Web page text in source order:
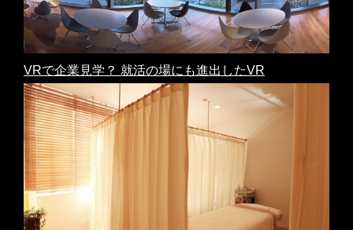
VRで企業見学？ 就活の場にも進出したVR